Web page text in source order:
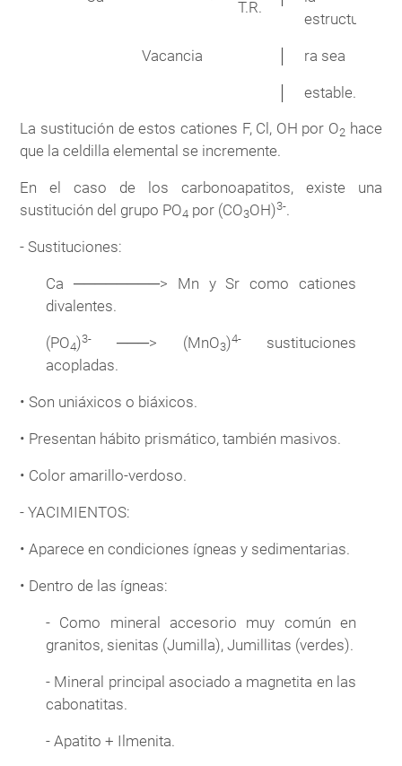
T.R.
estructu-
Vacancia ra sea
estable.
La sustitución de estos cationes F, Cl, OH por O2 hace
que la celdilla elemental se incremente.
En el caso de los carbonoapatitos, existe una
sustitución del grupo PO4 por (CO3OH)3-.
- Sustituciones:
Ca ────────> Mn y Sr como cationes
divalentes.
(PO4)3-───> (MnO3)4-sustituciones
acopladas.
• Son uniáxicos o biáxicos.
• Presentan hábito prismático, también masivos.
• Color amarillo-verdoso.
- YACIMIENTOS:
• Aparece en condiciones ígneas y sedimentarias.
• Dentro de las ígneas:
- Como mineral accesorio muy común en
granitos, sienitas (Jumilla), Jumillitas (verdes).
- Mineral principal asociado a magnetita en las
cabonatitas.
- Apatito + Ilmenita.